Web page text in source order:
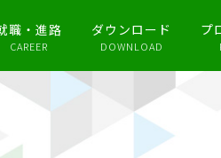
職・進路
CAREER
ダウンロード
DOWNLOAD
プ